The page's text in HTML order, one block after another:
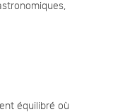
équilibré où